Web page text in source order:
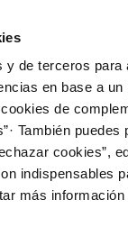
y de terceros
en base a
de
También
cookies”,
indispensables
más información
de titular
de suministro
Tu Servicio
AL CLIENTE
contacto
del agua
consumidor
DE GESTIÓN Y
MEDIDAS